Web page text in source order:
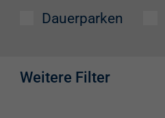
Dauerparken
Weitere Filter